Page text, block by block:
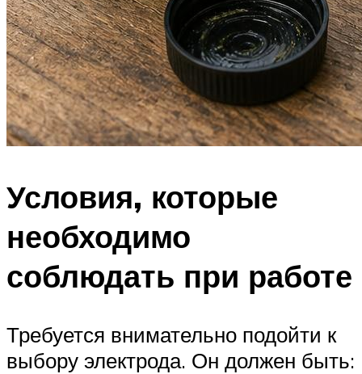
Условия, которые
необходимо
соблюдать при работе
Требуется внимательно подойти к
выбору электрода. Он должен быть: